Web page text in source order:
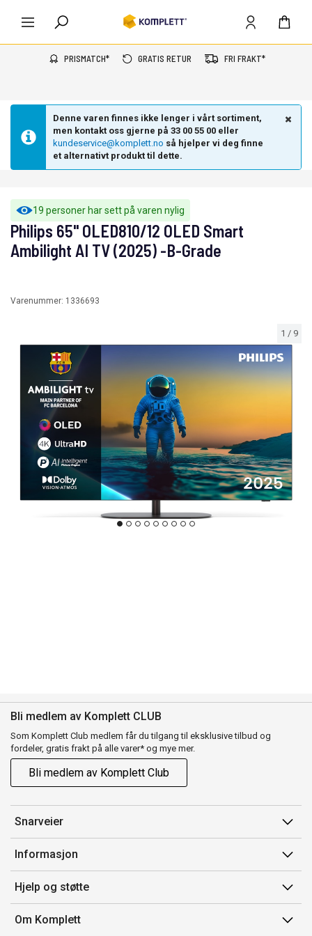
PRISMATCH* GRATIS RETUR FRI FRAKT*
Denne varen finnes ikke lenger i vårt sortiment,
men kontakt oss gjerne på 33 00 55 00 eller
kundeservice@komplett.no så hjelper vi deg finne
et alternativt produkt til dette.
19 personer har sett på varen nylig
1 / 9
Philips 65" OLED810/12 OLED Smart
Ambilight AI TV (2025) -B-Grade
Varenummer: 1336693
Bli medlem av Komplett CLUB
Som Komplett Club medlem får du tilgang til eksklusive tilbud og
fordeler, gratis frakt på alle varer* og mye mer.
Bli medlem av Komplett Club
Snarveier
Min side
Ordreoversikt
Flex
Komplett Club
Informasjon
Salgsbetingelser
Medlemsvilkår for Komplett Club
Merker/produsent
Hjelp og støtte
Kontakt oss
Om Komplett